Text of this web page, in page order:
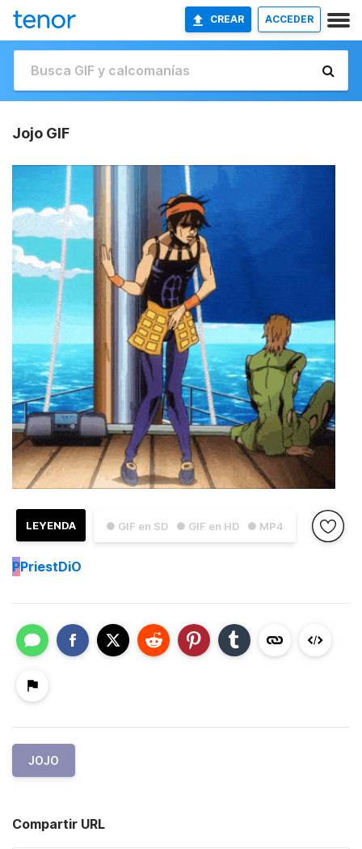
CREAR ACCEDER
Jojo GIF
● GIF en SD ● GIF en HD ● MP4
LEYENDA
PPriestDiO
JOJO
Compartir URL